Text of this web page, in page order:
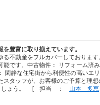
豊富に取り揃えています。
不動産をフルカバーしておりま
です。中古物件： リフォーム済
閑静な住宅街から利便性の高いエ
タッフが、お客様のご予算と理
ましょう。 [ 担当 ： 山本 多恵